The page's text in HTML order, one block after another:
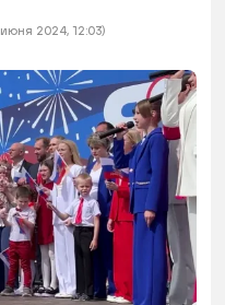
2024, 12:03)